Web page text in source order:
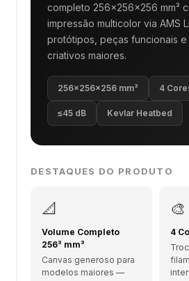
completo 256×256×256 mm³
impressão multicolor via AMS
protótipos, peças funcionais
criativos maiores.
256×256×256 mm³ 4
≤45 dB Kevlar Heatbed
DESTAQUES DO PRODUTO
📐
Volume Completo
256³ mm³
Canvas generoso para
modelos maiores —
🎨
4